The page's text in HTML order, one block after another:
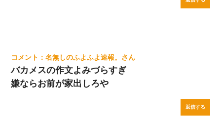
名無しのふよふよ速報。
バカメスの作文よみづらすぎ
嫌ならお前が家出しろや
返信する